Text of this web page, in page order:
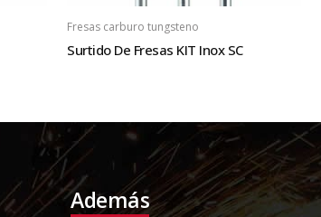
Fresas carburo tungsteno
Surtido De Fresas KIT Inox SC
Además